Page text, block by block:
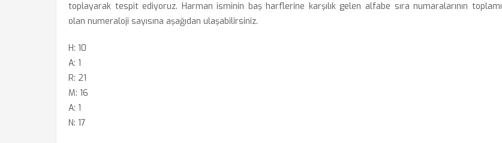
toplayarak tespit ediyoruz. Harman isminin baş harflerine karşılık gelen alfabe sıra numaralarının toplamı
olan numeraloji sayısına aşağıdan ulaşabilirsiniz.
H: 10
A: 1
R: 21
M: 16
A: 1
N: 17